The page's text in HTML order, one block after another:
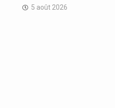
5 août 2026